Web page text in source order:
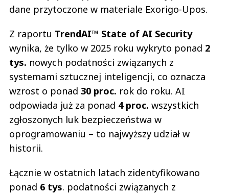
dane przytoczone w materiale Exorigo-Upos.
Z raportu TrendAI™ State of AI Security
wynika, że tylko w 2025 roku wykryto ponad 2
tys. nowych podatności związanych z
systemami sztucznej inteligencji, co oznacza
wzrost o ponad 30 proc. rok do roku. AI
odpowiada już za ponad 4 proc. wszystkich
zgłoszonych luk bezpieczeństwa w
oprogramowaniu – to najwyższy udział w
historii.
Łącznie w ostatnich latach zidentyfikowano
ponad 6 tys. podatności związanych z